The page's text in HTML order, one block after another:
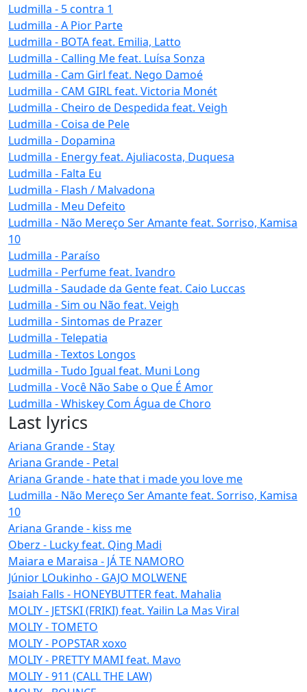
Ludmilla - 5 contra 1
Ludmilla - A Pior Parte
Ludmilla - BOTA feat. Emilia, Latto
Ludmilla - Calling Me feat. Luísa Sonza
Ludmilla - Cam Girl feat. Nego Damoé
Ludmilla - CAM GIRL feat. Victoria Monét
Ludmilla - Cheiro de Despedida feat. Veigh
Ludmilla - Coisa de Pele
Ludmilla - Dopamina
Ludmilla - Energy feat. Ajuliacosta, Duquesa
Ludmilla - Falta Eu
Ludmilla - Flash / Malvadona
Ludmilla - Meu Defeito
Ludmilla - Não Mereço Ser Amante feat. Sorriso, Kamisa
10
Ludmilla - Paraíso
Ludmilla - Perfume feat. Ivandro
Ludmilla - Saudade da Gente feat. Caio Luccas
Ludmilla - Sim ou Não feat. Veigh
Ludmilla - Sintomas de Prazer
Ludmilla - Telepatia
Ludmilla - Textos Longos
Ludmilla - Tudo Igual feat. Muni Long
Ludmilla - Você Não Sabe o Que É Amor
Ludmilla - Whiskey Com Água de Choro
Last lyrics
Ariana Grande - Stay
Ariana Grande - Petal
Ariana Grande - hate that i made you love me
Ludmilla - Não Mereço Ser Amante feat. Sorriso, Kamisa
10
Ariana Grande - kiss me
Oberz - Lucky feat. Qing Madi
Maiara e Maraisa - JÁ TE NAMORO
Júnior LOukinho - GAJO MOLWENE
Isaiah Falls - HONEYBUTTER feat. Mahalia
MOLIY - JETSKI (FRIKI) feat. Yailin La Mas Viral
MOLIY - TOMETO
MOLIY - POPSTAR xoxo
MOLIY - PRETTY MAMI feat. Mavo
MOLIY - 911 (CALL THE LAW)